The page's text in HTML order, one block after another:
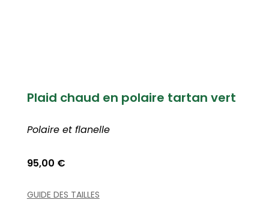
Plaid chaud en polaire tartan vert
Polaire et flanelle
95,00 €
GUIDE DES TAILLES